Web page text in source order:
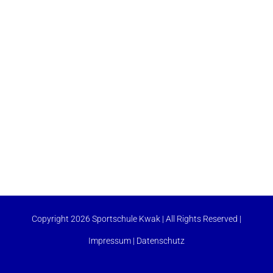
Copyright 2026 Sportschule Kwak | All Rights Reserved |
Impressum | Datenschutz